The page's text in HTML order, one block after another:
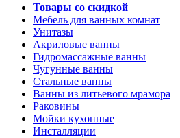
Товары со скидкой
Мебель для ванных комнат
Унитазы
Акриловые ванны
Гидромассажные ванны
Чугунные ванны
Стальные ванны
Ванны из литьевого мрамора
Раковины
Мойки кухонные
Инсталляции